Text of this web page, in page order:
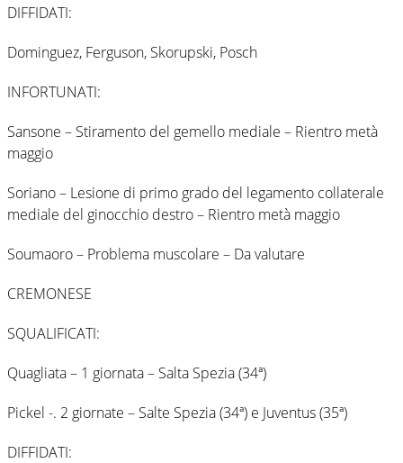
DIFFIDATI:
Dominguez, Ferguson, Skorupski, Posch
INFORTUNATI:
Sansone – Stiramento del gemello mediale – Rientro metà
maggio
Soriano – Lesione di primo grado del legamento collaterale
mediale del ginocchio destro – Rientro metà maggio
Soumaoro – Problema muscolare – Da valutare
CREMONESE
SQUALIFICATI:
Quagliata – 1 giornata – Salta Spezia (34ª)
Pickel -. 2 giornate – Salte Spezia (34ª) e Juventus (35ª)
DIFFIDATI: